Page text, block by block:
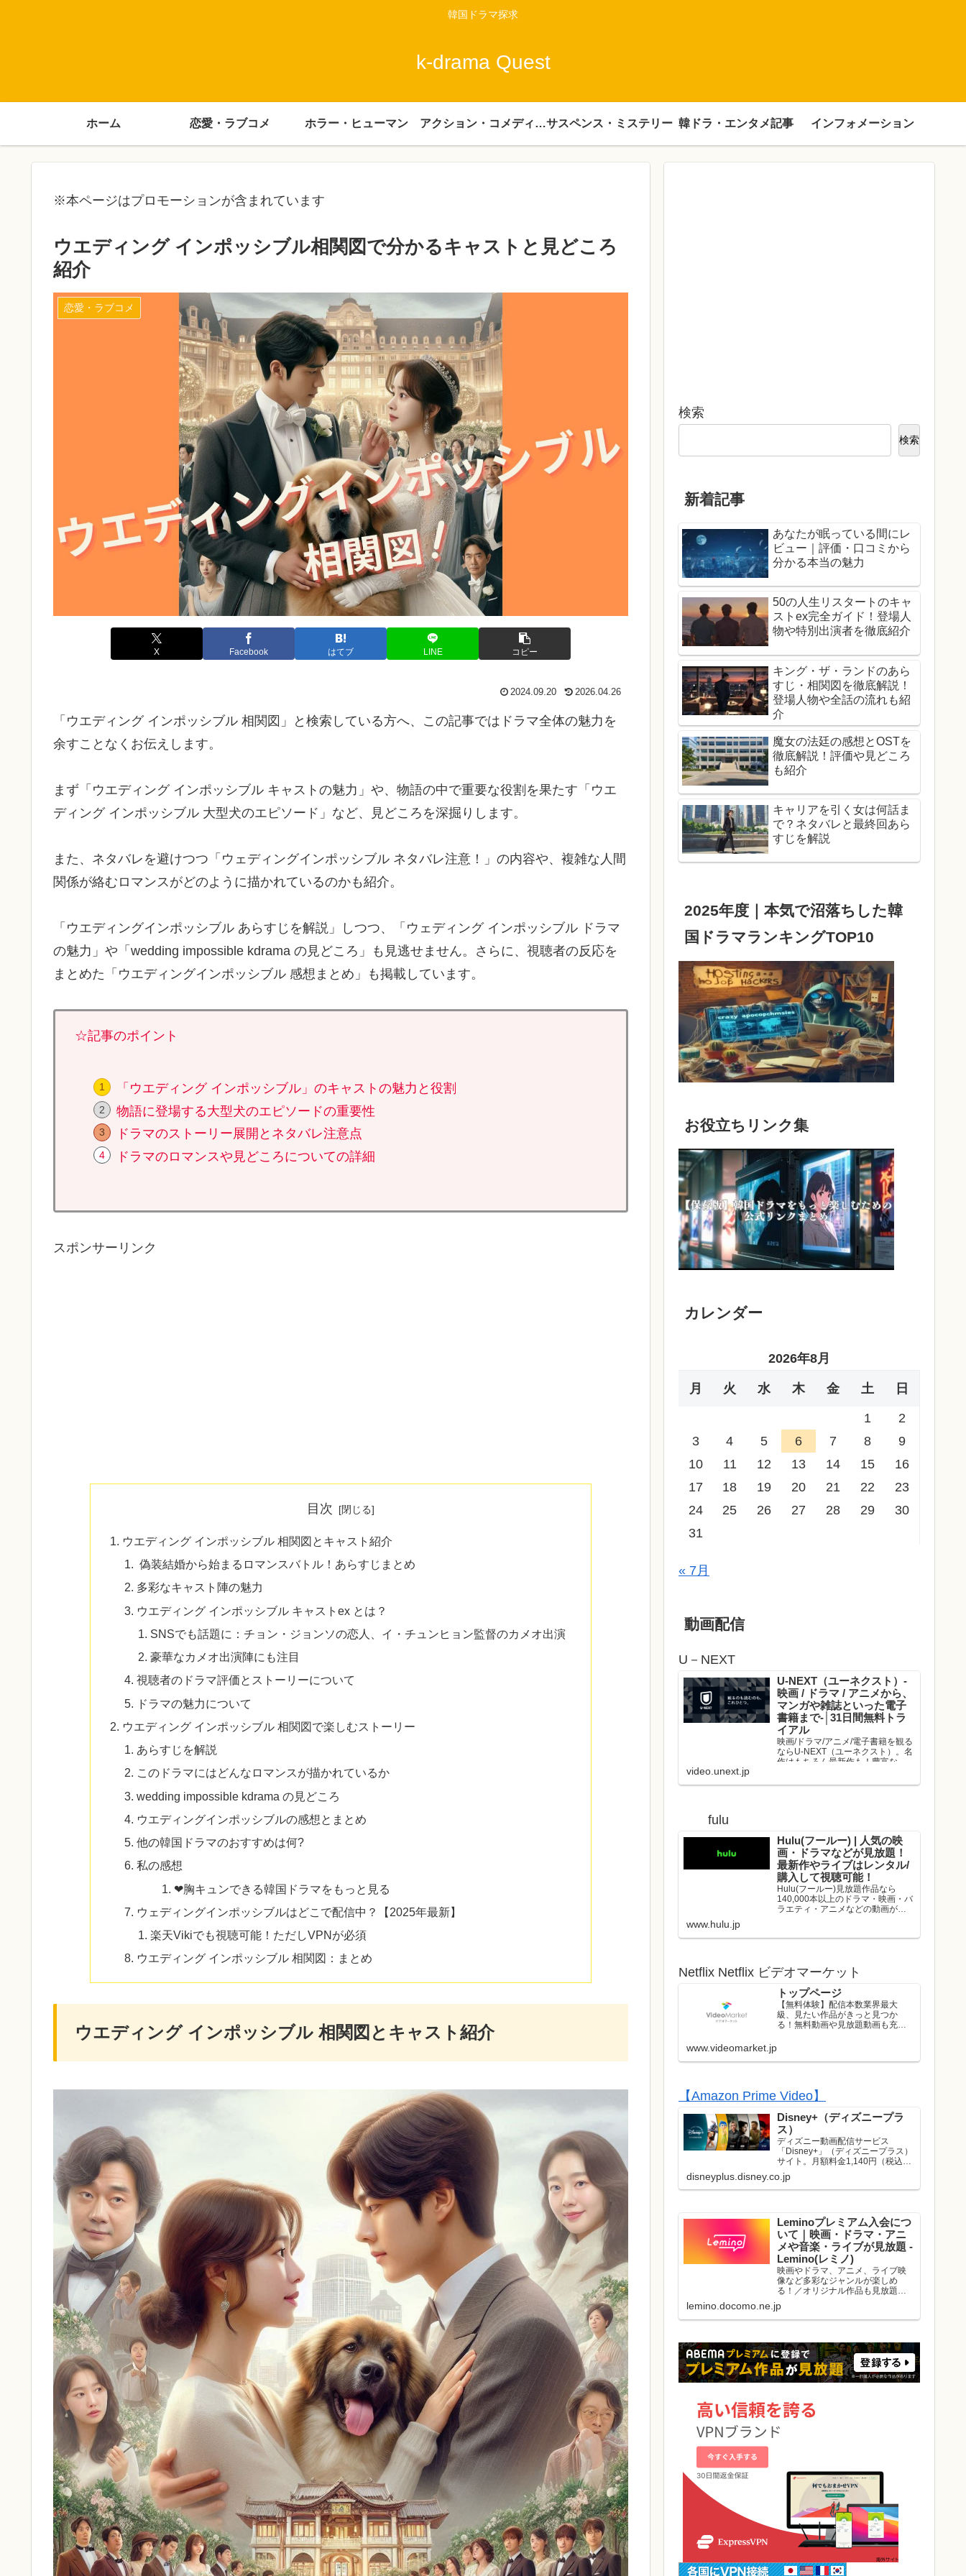
韓国ドラマ探求
k-drama Quest
ホーム 恋愛・ラブコメ ホラー・ヒューマン アクション・コメディー・時代劇サスペンス・ミステリー 韓ドラ・エンタメ記事 インフォメーション
※本ページはプロモーションが含まれています
ウエディング インポッシブル相関図で分かるキャストと見どころ
紹介
恋愛・ラブコメ
X Facebook はてブ LINE コピー
2024.09.20 2026.04.26
「ウエディング インポッシブル 相関図」と検索している方へ、この記事ではドラマ全体の魅力を
余すことなくお伝えします。
まず「ウエディング インポッシブル キャストの魅力」や、物語の中で重要な役割を果たす「ウエ
ディング インポッシブル 大型犬のエピソード」など、見どころを深掘りします。
また、ネタバレを避けつつ「ウェディングインポッシブル ネタバレ注意！」の内容や、複雑な人間
関係が絡むロマンスがどのように描かれているのかも紹介。
「ウエディングインポッシブル あらすじを解説」しつつ、「ウェディング インポッシブル ドラマ
の魅力」や「wedding impossible kdrama の見どころ」も見逃せません。さらに、視聴者の反応を
まとめた「ウエディングインポッシブル 感想まとめ」も掲載しています。
☆記事のポイント
「ウエディング インポッシブル」のキャストの魅力と役割
物語に登場する大型犬のエピソードの重要性
ドラマのストーリー展開とネタバレ注意点
ドラマのロマンスや見どころについての詳細
スポンサーリンク
目次
ウエディング インポッシブル 相関図とキャスト紹介
偽装結婚から始まるロマンスバトル！あらすじまとめ
多彩なキャスト陣の魅力
ウエディング インポッシブル キャストex とは？
SNSでも話題に：チョン・ジョンソの恋人、イ・チュンヒョン監督のカメオ出演
豪華なカメオ出演陣にも注目
視聴者のドラマ評価とストーリーについて
ドラマの魅力について
ウエディング インポッシブル 相関図で楽しむストーリー
あらすじを解説
このドラマにはどんなロマンスが描かれているか
wedding impossible kdrama の見どころ
ウエディングインポッシブルの感想とまとめ
他の韓国ドラマのおすすめは何?
私の感想
❤胸キュンできる韓国ドラマをもっと見る
ウェディングインポッシブルはどこで配信中？【2025年最新】
楽天Vikiでも視聴可能！ただしVPNが必須
ウエディング インポッシブル 相関図：まとめ
ウエディング インポッシブル 相関図とキャスト紹介
検索
検索
新着記事
あなたが眠っている間にレ
ビュー｜評価・口コミから
分かる本当の魅力
50の人生リスタートのキャ
ストex完全ガイド！登場人
物や特別出演者を徹底紹介
キング・ザ・ランドのあら
すじ・相関図を徹底解説！
登場人物や全話の流れも紹
介
魔女の法廷の感想とOSTを
徹底解説！評価や見どころ
も紹介
キャリアを引く女は何話ま
で？ネタバレと最終回あら
すじを解説
2025年度｜本気で沼落ちした韓
国ドラマランキングTOP10
お役立ちリンク集
カレンダー
2026年8月
月 火 水 木 金 土 日
1
2
3
4 5 6 7 8
9
10
11 12 13 14 15
16
17
18 19 20 21 22
23
24
25 26 27 28 29
30
31
« 7月
動画配信
U－NEXT
U-NEXT（ユーネクスト）-
映画 / ドラマ / アニメから、
マンガや雑誌といった電子
書籍まで-│31日間無料トラ
イアル
映画/ドラマ/アニメ/電子書籍を観る
ならU-NEXT（ユーネクスト）。名
作はもちろん最新作も！豊富な作
video.unext.jp
fulu
Hulu(フールー) | 人気の映
画・ドラマなどが見放題！
最新作やライブはレンタル/
購入して視聴可能！
Hulu(フールー)見放題作品なら
140,000本以上のドラマ・映画・バ
ラエティ・アニメなどの動画が、
ストのライブはレンタル/購入して
www.hulu.jp
Netflix Netflix ビデオマーケット
トップページ
【無料体験】配信本数業界最大
級、見たい作品がきっと見つか
る！無料動画や見放題動画も充実
www.videomarket.jp
【Amazon Prime Video】
Disney+（ディズニープラ
ス）
ディズニー動画配信サービス
「Disney+」（ディズニープラス）
サイト。月額料金1,140円（税込）
でディズニー、ピクサー、マーベ
ル、スター・ウォーズ、ナショナ
ルジオグラフィック、スターの映
disneyplus.disney.co.jp
Leminoプレミアム入会につ
いて｜映画・ドラマ・アニ
メや音楽・ライブが見放題 -
Lemino(レミノ)
映画やドラマ、アニメ、ライブ映
像など多彩なジャンルが楽しめ
る！／オリジナル作品も見放題／
応／ダウンロード視聴可能／好き
な作品と出会える機能がたくさ
lemino.docomo.ne.jp